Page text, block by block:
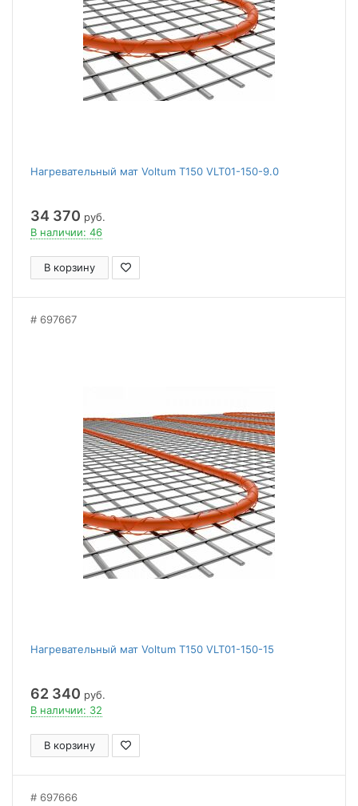
Нагревательный мат Voltum Т150 VLT01-150-9.0
34 370 руб.
В наличии: 46
В корзину
697667
Нагревательный мат Voltum Т150 VLT01-150-15
62 340 руб.
В наличии: 32
В корзину
697666